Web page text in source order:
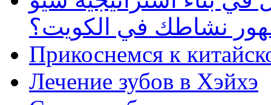
نشاطك في الكويت؟
Прикоснемся к
Лечение зубов в Хэйхэ